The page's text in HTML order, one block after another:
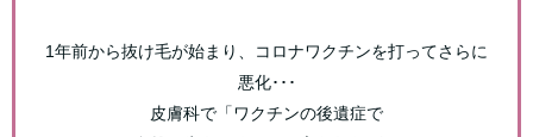
1年前から抜け毛が始まり、コロナワクチンを打ってさらに
悪化･･･
皮膚科で「ワクチンの後遺症で